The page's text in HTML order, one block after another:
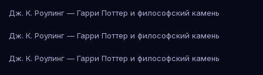
Дж. К. Роулинг — Гарри Поттер и философский камень
Дж. К. Роулинг — Гарри Поттер и философский камень
Дж. К. Роулинг — Гарри Поттер и философский камень